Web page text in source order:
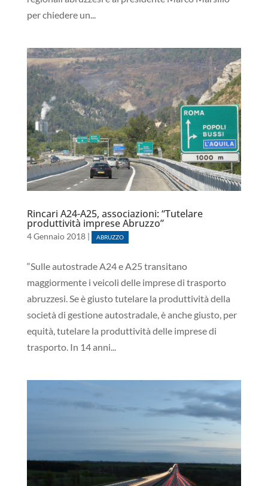
per chiedere un...
Rincari A24-A25, associazioni: “Tutelare
produttività imprese Abruzzo”
4 Gennaio 2018| ABRUZZO
“Sulle autostrade A24 e A25 transitano
maggiormente i veicoli delle imprese di trasporto
abruzzesi. Se è giusto tutelare la produttività della
società di gestione autostradale, è anche giusto, per
equità, tutelare la produttività delle imprese di
trasporto. In 14 anni...